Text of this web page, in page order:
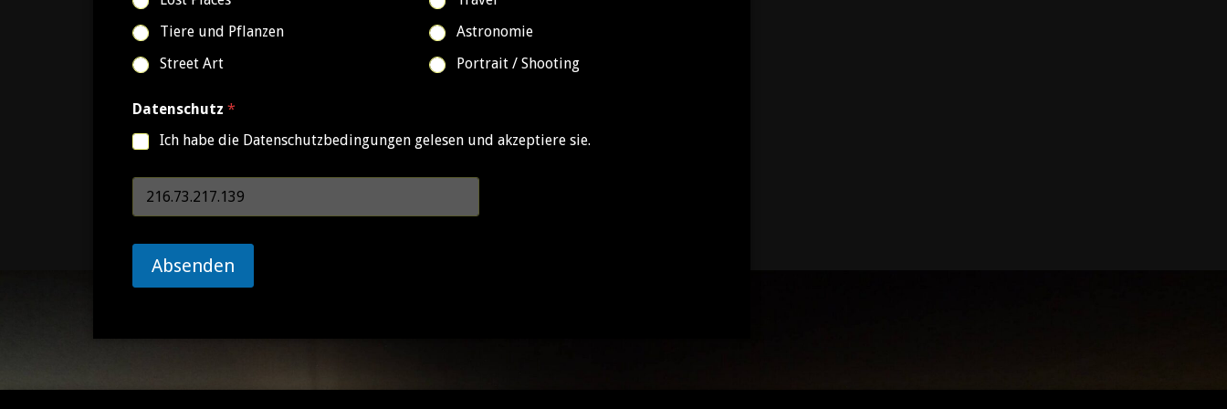
Tiere und Pflanzen
Astronomie
Street Art
Portrait / Shooting
Datenschutz*
Ich habe die Datenschutzbedingungen gelesen und akzeptiere sie.
i
P
d
s
Absenden